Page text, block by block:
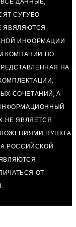
СУГУБО
ЯВЯЛЯЮТСЯ
ИНФОРМАЦИИ
КОМПАНИИ ПО
НА
СОЧЕТАНИЙ, А
НЕ ЯВЛЯЕТСЯ
ПУНКТА
РОССИЙСКОЙ
ОТ